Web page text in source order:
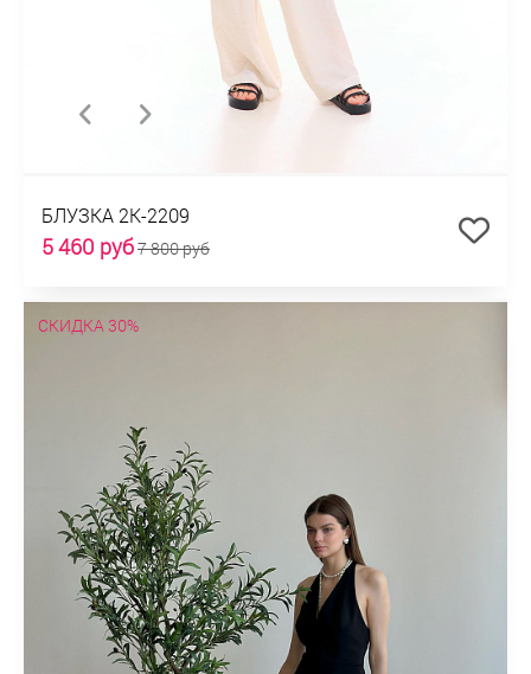
БЛУЗКА 2К-2209
5 460 руб7 800 руб
СКИДКА 30%